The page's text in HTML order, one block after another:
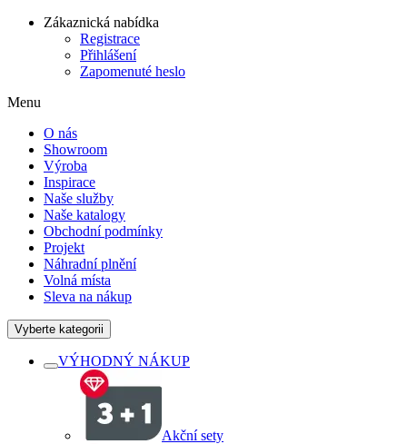
Zákaznická nabídka
Registrace
Přihlášení
Zapomenuté heslo
Menu
O nás
Showroom
Výroba
Inspirace
Naše služby
Naše katalogy
Obchodní podmínky
Projekt
Náhradní plnění
Volná místa
Sleva na nákup
Vyberte kategorii
VÝHODNÝ NÁKUP
Akční sety